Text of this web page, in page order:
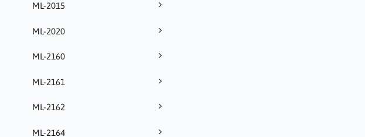
ML-2015
ML-2020
ML-2160
ML-2161
ML-2162
ML-2164